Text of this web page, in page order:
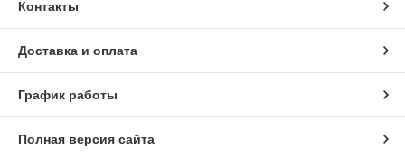
Контакты
Доставка и оплата
График работы
Полная версия сайта